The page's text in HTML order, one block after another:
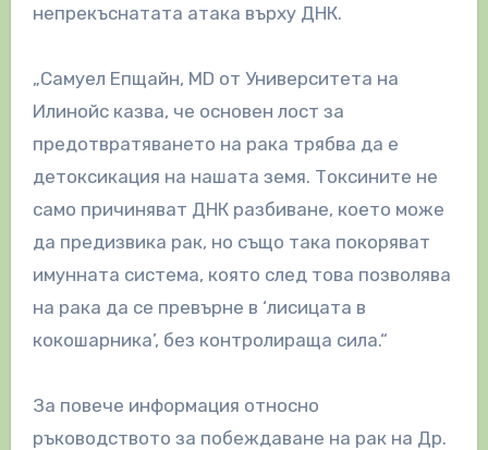
непрекъснатата атака върху ДНК.
„Самуел Епщайн, MD от Университета на
Илинойс казва, че основен лост за
предотвратяването на рака трябва да е
детоксикация на нашата земя. Токсините не
само причиняват ДНК разбиване, което може
да предизвика рак, но също така покоряват
имунната система, която след това позволява
на рака да се превърне в ‘лисицата в
кокошарника’, без контролираща сила.“
За повече информация относно
ръководството за побеждаване на рак на Др.